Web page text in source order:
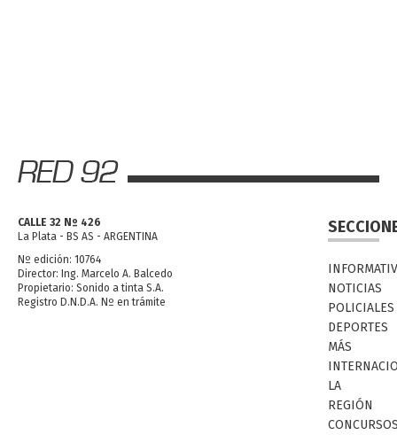
CALLE 32 Nº 426
La Plata - BS AS - ARGENTINA
Nº edición: 10764
Director: Ing. Marcelo A. Balcedo
Propietario: Sonido a tinta S.A.
Registro D.N.D.A. Nº en trámite
NOTICIAS
POLICIALES
DEPORTES
MÁS
LA
REGIÓN